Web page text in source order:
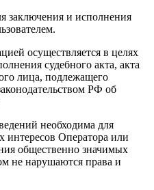
заключения и исполнения
осуществляется в целях
судебного акта, акта
лица, подлежащего
РФ об
необходима для
интересов Оператора или
общественно значимых
не нарушаются права и